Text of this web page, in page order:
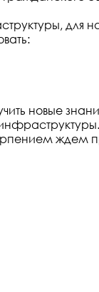
для
новые
ждем